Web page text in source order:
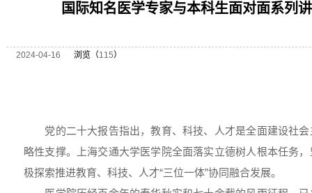
国际知名医学专家与本科生面对面系列
2024-04-16 浏览（115）
党的二十大报告指出，教育、科技、人才是全面建设社会
略性支撑。上海交通大学医学院全面落实立德树人根本任务
极探索推进教育、科技、人才“三位一体”协同融合发展。